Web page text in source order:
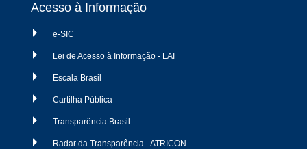
Acesso à Informação
e-SIC
Lei de Acesso à Informação - LAI
Escala Brasil
Cartilha Pública
Transparência Brasil
Radar da Transparência - ATRICON